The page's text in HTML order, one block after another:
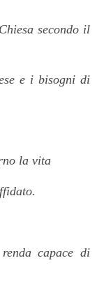
secondo il
e i bisogni di
la vita
capace di